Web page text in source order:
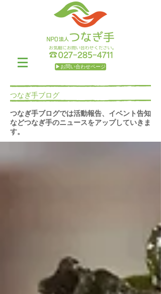
▶お問い合わせページ
つなぎ手ブログ
つなぎ手ブログでは活動報告、イベント告知
などつなぎ手のニュースをアップしていきま
す。